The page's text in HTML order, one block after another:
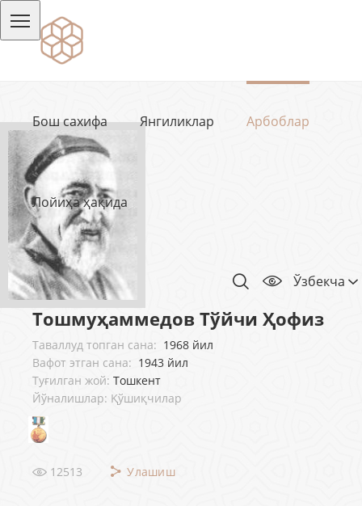
Бош сахифа Янгиликлар Арбоблар
Лойиҳа ҳақида
Ўзбекча
Тошмуҳаммедов Тўйчи Ҳофиз
Таваллуд топган сана: 1968 йил
Вафот этган сана: 1943 йил
Туғилган жой: Тошкент
Йўналишлар: Қўшиқчилар
12513 Улашиш